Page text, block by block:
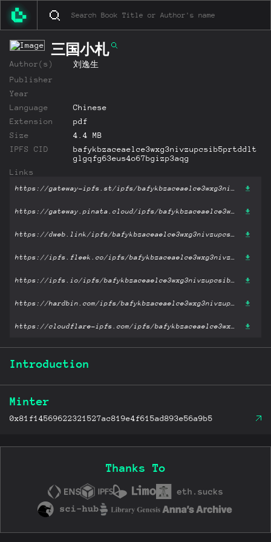
三国小札
Author(s)
刘逸生
Publisher
Year
Language
Chinese
Extension
pdf
Size
4.4 MB
IPFS CID
bafykbzaceaelce3wxg3nivzupcsib5prtddlt
glgqfg63eus4o67bgizp3aqg
Links
Introduction
Minter
0x81f14569622321527ac819e4f615ad893e56a9b5
Thanks To